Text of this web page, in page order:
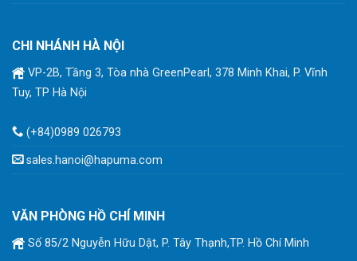
CHI NHÁNH HÀ NỘI
VP-2B, Tầng 3, Tòa nhà GreenPearl, 378 Minh Khai, P. Vĩnh
Tuy, TP Hà Nội
(+84)0989 026793
sales.hanoi@hapuma.com
VĂN PHÒNG HỒ CHÍ MINH
Số 85/2 Nguyễn Hữu Dật, P. Tây Thạnh,TP. Hồ Chí Minh